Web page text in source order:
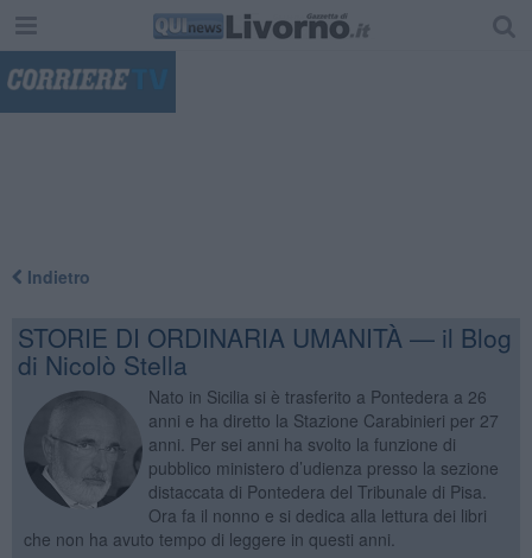
Indietro
STORIE DI ORDINARIA UMANITÀ — il Blog
di Nicolò Stella
Nato in Sicilia si è trasferito a Pontedera a 26
anni e ha diretto la Stazione Carabinieri per 27
anni. Per sei anni ha svolto la funzione di
pubblico ministero d’udienza presso la sezione
distaccata di Pontedera del Tribunale di Pisa.
Ora fa il nonno e si dedica alla lettura dei libri
che non ha avuto tempo di leggere in questi anni.